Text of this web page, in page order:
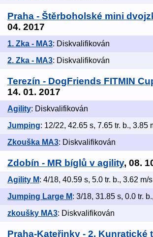
Praha - Štěrboholské mini
04. 2017
1. Zka - MA3: Diskvalifikován
2. Zka - MA3: Diskvalifikován
Terezín - DogFriends FITMIN
14. 01. 2017
Agility: Diskvalifikován
Jumping: 12/22, 42.65 s, 7.65 tr. b., 3.85
Zkouška MA3: Diskvalifikován
Zdobín - MR bíglů v agility, 08.
Agility M: 4/18, 40.59 s, 5.0 tr. b., 3.62 m/s
Jumping Large M: 3/18, 31.85 s, 0.0 tr.
zkoušky MA3: Diskvalifikován
Praha-Kateřinky - 2. Kunratické